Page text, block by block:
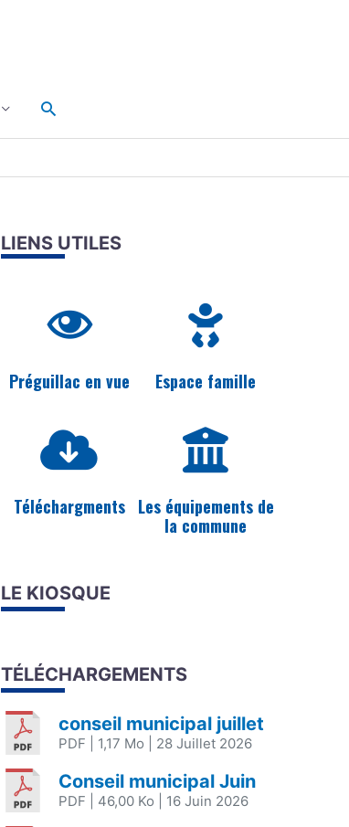
Rechercher
LIENS UTILES
Préguillac en vue Espace famille
Téléchargments Les équipements de
la commune
LE KIOSQUE
TÉLÉCHARGEMENTS
conseil municipal juillet
PDF | 1,17 Mo | 28 Juillet 2026
Conseil municipal Juin
PDF | 46,00 Ko | 16 Juin 2026